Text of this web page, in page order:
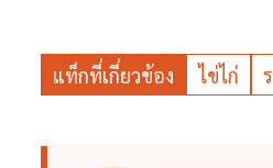
แท็กที่เกี่ยวข้อง ไข่ไก่